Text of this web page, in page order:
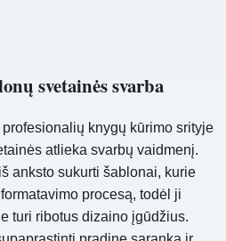
svetainės svarba
knygų kūrimo srityje
atlieka svarbų vaidmenį.
anksto sukurti šablonai, kurie
procesą, todėl ji
turi ribotus dizaino įgūdžius.